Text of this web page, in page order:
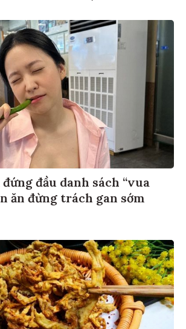
đầu danh sách “vua
ăn đừng trách gan sớm